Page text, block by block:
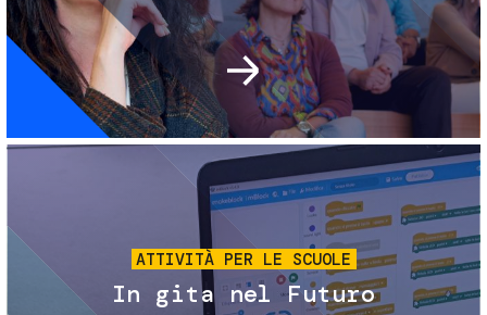
Immagine
ATTIVITÀ PER LE SCUOLE
In gita nel Futuro